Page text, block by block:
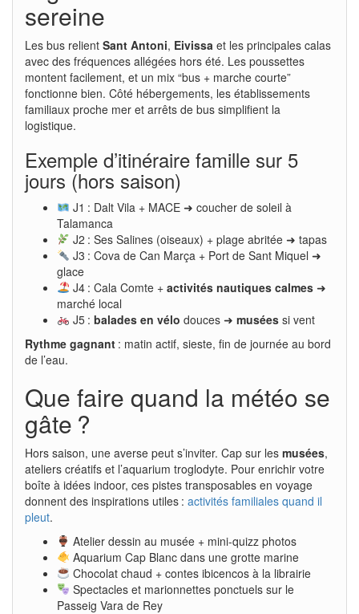
sereine
Les bus relient Sant Antoni, Eivissa et les principales calas
avec des fréquences allégées hors été. Les poussettes
montent facilement, et un mix “bus + marche courte”
fonctionne bien. Côté hébergements, les établissements
familiaux proche mer et arrêts de bus simplifient la
logistique.
Exemple d’itinéraire famille sur 5
jours (hors saison)
J1 : Dalt Vila + MACE ➜ coucher de soleil à
Talamanca
J2 : Ses Salines (oiseaux) + plage abritée ➜ tapas
J3 : Cova de Can Marça + Port de Sant Miquel ➜
glace
J4 : Cala Comte + activités nautiques calmes➜
marché local
J5 : balades en vélo douces ➜ muséessi vent
Rythme gagnant : matin actif, sieste, fin de journée au bord
de l’eau.
Que faire quand la météo se
gâte ?
Hors saison, une averse peut s’inviter. Cap sur les musées,
ateliers créatifs et l’aquarium troglodyte. Pour enrichir votre
boîte à idées indoor, ces pistes transposables en voyage
donnent des inspirations utiles : activités familiales quand il
pleut.
Atelier dessin au musée + mini-quizz photos
Aquarium Cap Blanc dans une grotte marine
Chocolat chaud + contes ibicencos à la librairie
Spectacles et marionnettes ponctuels sur le
Passeig Vara de Rey